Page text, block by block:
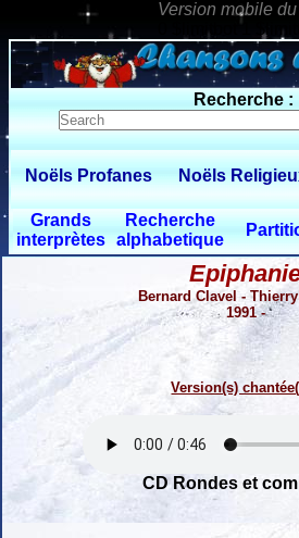
0 $limitbot 1
Recherche :
Noëls Profanes Noëls
Grands
interprètes
Recherche
alphabetique
Bernard Clavel -
1991 -
Version(s)
CD Rondes et